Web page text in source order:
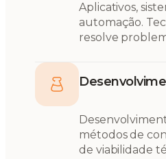
Aplicativos,
automação.
resolve
métodos de
de viabilidade